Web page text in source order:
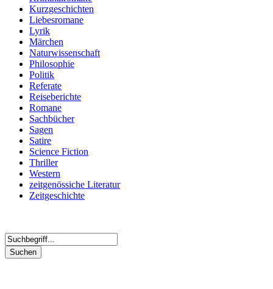
Kurzgeschichten
Liebesromane
Lyrik
Märchen
Naturwissenschaft
Philosophie
Politik
Referate
Reiseberichte
Romane
Sachbücher
Sagen
Satire
Science Fiction
Thriller
Western
zeitgenössiche Literatur
Zeitgeschichte